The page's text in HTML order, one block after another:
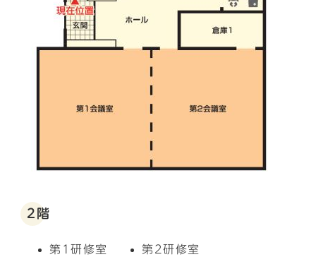
2階
第1研修室 第2研修室